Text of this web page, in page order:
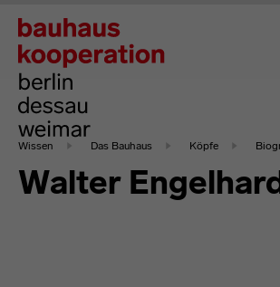
Wissen Das Bauhaus Köpfe
Walter